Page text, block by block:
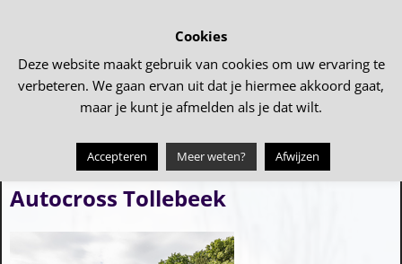
Bericht navigatie
Eindfeest dorpsfeest 2026
Autocross Tollebeek
Cookies
Deze website maakt gebruik van cookies om uw ervaring te
verbeteren. We gaan ervan uit dat je hiermee akkoord gaat,
maar je kunt je afmelden als je dat wilt.
Accepteren Meer weten? Afwijzen